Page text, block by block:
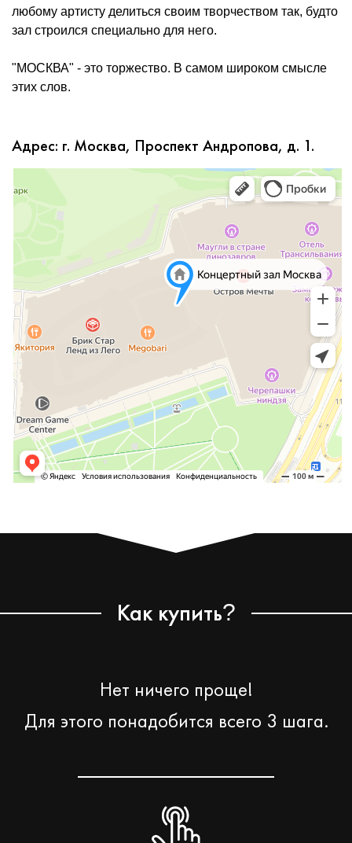
любому артисту делиться своим творчеством так, будто
зал строился специально для него.
"МОСКВА" - это торжество. В самом широком смысле
этих слов.
Адрес: г. Москва, Проспект Андропова, д. 1.
Как купить?
Нет ничего проще!
Для этого понадобится всего 3 шага.